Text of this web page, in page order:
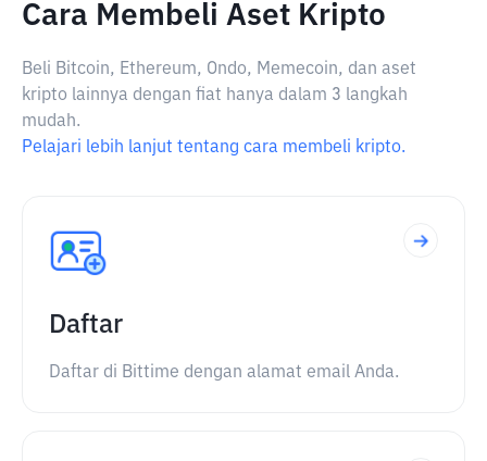
Cara Membeli Aset Kripto
Beli Bitcoin, Ethereum, Ondo, Memecoin, dan aset
kripto lainnya dengan fiat hanya dalam 3 langkah
mudah.
Pelajari lebih lanjut tentang cara membeli kripto.
Daftar
Daftar di Bittime dengan alamat email Anda.